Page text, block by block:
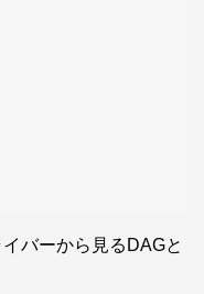
バーから見るDAGと